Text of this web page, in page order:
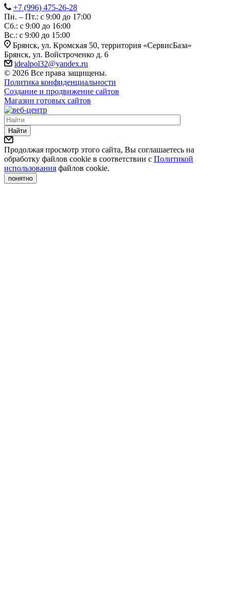
+7 (996) 475-26-28
Пн. – Пт.: с 9:00 до 17:00
Сб.: с 9:00 до 16:00
Bc.: с 9:00 до 15:00
Брянск, ул. Кромская 50, территория «СервисБаза»
Брянск, ул. Войстроченко д. 6
idealpol32@yandex.ru
© 2026 Все права защищены.
Политика конфиденциальности
Создание и продвижение сайтов
Магазин готовых сайтов
Найти
Продолжая просмотр этого сайта, Вы соглашаетесь на
обработку файлов cookie в соответствии с Политикой
использования файлов cookie.
понятно